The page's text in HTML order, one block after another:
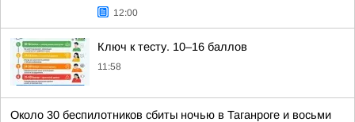
12:00
Ключ к тесту. 10–16 баллов
11:58
Около 30 беспилотников сбиты ночью в Таганроге и восьми